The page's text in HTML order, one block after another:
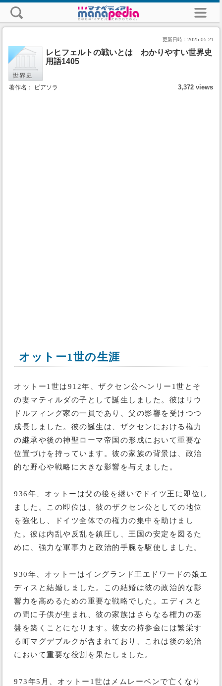
更新日時： 2025-05-21
レヒフェルトの戦いとは わかりやすい世界史
用語1405
著作名： ピアソラ 3,372 views
オットー1世の生涯
オットー1世は912年、ザクセン公ヘンリー1世とそ
の妻マティルダの子として誕生しました。彼はリウ
ドルフィング家の一員であり、父の影響を受けつつ
成長しました。彼の誕生は、ザクセンにおける権力
の継承や後の神聖ローマ帝国の形成において重要な
位置づけを持っています。彼の家族の背景は、政治
的な野心や戦略に大きな影響を与えました。
936年、オットーは父の後を継いでドイツ王に即位し
ました。この即位は、彼のザクセン公としての地位
を強化し、ドイツ全体での権力の集中を助けまし
た。彼は内乱や反乱を鎮圧し、王国の安定を図るた
めに、強力な軍事力と政治的手腕を駆使しました。
930年、オットーはイングランド王エドワードの娘エ
ディスと結婚しました。この結婚は彼の政治的な影
響力を高めるための重要な戦略でした。エディスと
の間に子供が生まれ、彼の家族はさらなる権力の基
盤を築くことになります。彼女の持参金には繁栄す
る町マグデブルクが含まれており、これは後の統治
において重要な役割を果たしました。
973年5月、オットー1世はメムレーベンで亡くなり